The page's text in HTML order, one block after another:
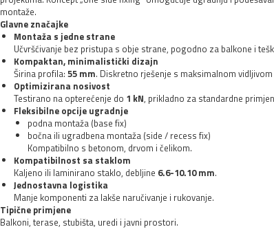
montaže.
Glavne značajke
Montaža s jedne strane
Učvršćivanje bez pristupa s obje strane, pogodno za balkone i
Kompaktan, minimalistički dizajn
Širina profila: 55 mm. Diskretno rješenje s maksimalnom
Optimizirana nosivost
Testirano na opterećenje do 1 kN, prikladno za standardne
Fleksibilne opcije ugradnje
podna montaža (base fix)
bočna ili ugradbena montaža (side / recess fix)
Kompatibilno s betonom, drvom i čelikom.
Kompatibilnost sa staklom
Kaljeno ili laminirano staklo, debljine 6.6-10.10 mm.
Jednostavna logistika
Manje komponenti za lakše naručivanje i rukovanje.
Tipične primjene
Balkoni, terase, stubišta, uredi i javni prostori.